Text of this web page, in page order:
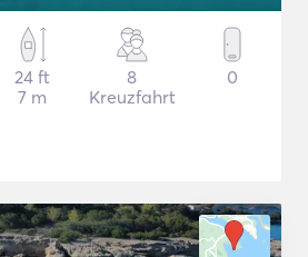
24 ft
7 m
8
Kreuzfahrt
0